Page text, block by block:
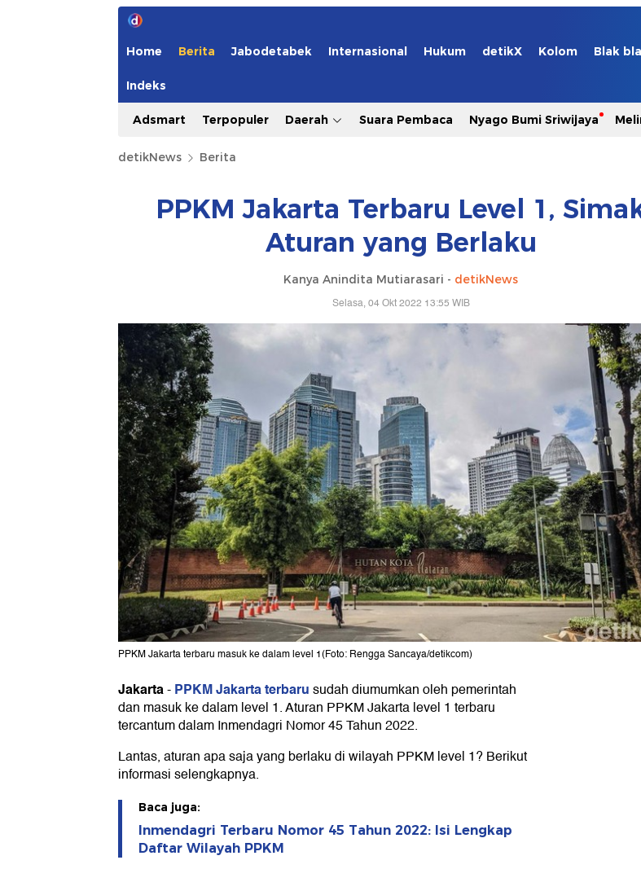
Home Berita Jabodetabek Internasional Hukum detikX Kolom Blak
Indeks
Adsmart Terpopuler Daerah Suara Pembaca Nyago Bumi Sriwijaya
detikNews Berita
PPKM Jakarta Terbaru Level 1,
Aturan yang Berlaku
Kanya Anindita Mutiarasari - detikNews
Selasa, 04 Okt 2022 13:55 WIB
PPKM Jakarta terbaru masuk ke dalam level 1(Foto: Rengga Sancaya/detikcom)
Jakarta-PPKM Jakarta terbarusudah diumumkan oleh pemerintah
dan masuk ke dalam level 1. Aturan PPKM Jakarta level 1 terbaru
tercantum dalam Inmendagri Nomor 45 Tahun 2022.
Lantas, aturan apa saja yang berlaku di wilayah PPKM level 1? Berikut
informasi selengkapnya.
Baca juga:
Inmendagri Terbaru Nomor 45 Tahun 2022: Isi Lengkap
Daftar Wilayah PPKM